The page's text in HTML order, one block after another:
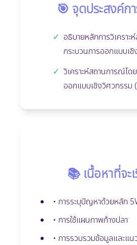
🎯 จุดประสงค์ก
✓ อธิบายหลักการวิเคราะ
กระบวนการออกแบบเ
✓ วิเคราะห์สถานการณ์โด
ออกแบบเชิงวิศวกรรม
📚 เนื้อหาที่จะ
• การระบุปัญหาด้วยหลัก
• การใช้แผนภาพก้างปลา
• การรวบรวมข้อมูลและแน